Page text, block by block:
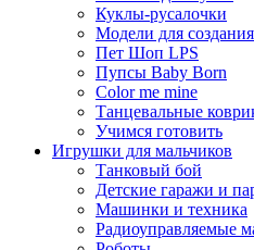
Куклы-русалочки
Модели для
Пет Шоп LPS
Пупсы Baby Born
Сolor me mine
Танцевальные
Учимся готовить
Игрушки для мальчиков
Танковый бой
Детские гаражи и
Машинки и техника
Радиоуправляемые